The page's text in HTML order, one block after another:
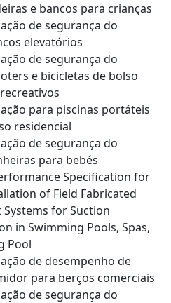
e bancos para crianças
de segurança do
elevatórios
de segurança do
e bicicletas de bolso
para piscinas portáteis
residencial
de segurança do
para bebés
Specification for
of Field Fabricated
for Suction
in Swimming Pools, Spas,
Pool
de desempenho de
para berços comerciais
de segurança do